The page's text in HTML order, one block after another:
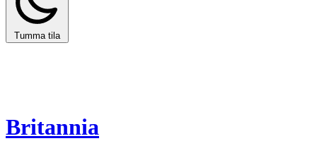
Tumma tila
Britannia